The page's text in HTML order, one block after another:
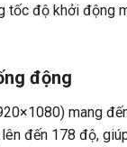
tốc độ khởi động
động
mang
đến 178 độ,